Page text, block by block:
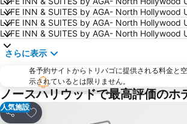
LYFE INN & SUITES by AGA- North Hollywood
LYFE INN & SUITES by AGA- North Hollywood
LYFE INN & SUITES by AGA- North Hollywood
さらに表示
各予約サイトからトリバゴに提供される料金と
示されているとは限りません。
ノースハリウッドで最高評価のホ
人気施設
シェア
お気に入りに追加